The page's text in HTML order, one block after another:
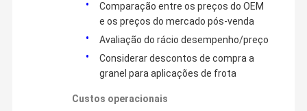
Comparação entre os preços do OEM
e os preços do mercado pós-venda
Avaliação do rácio desempenho/preço
Considerar descontos de compra a
granel para aplicações de frota
Custos operacionais